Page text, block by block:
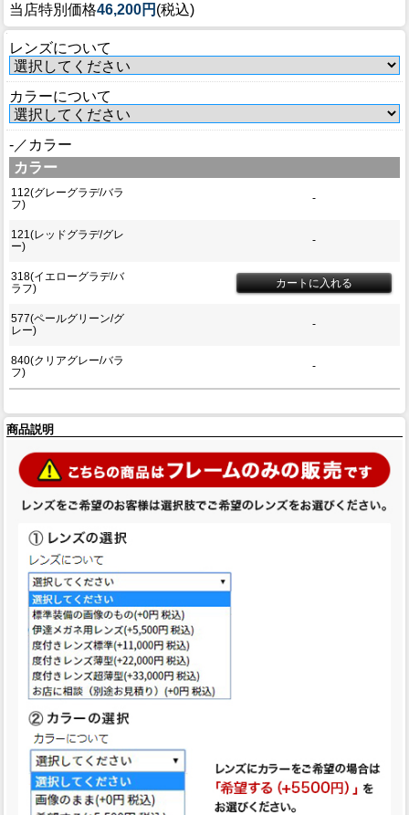
インフォメーション
当店特別価格46,200円 (税込)
レンズについて
カラーについて
-／カラー
カラー
112(グレーグラデ/バラ
フ)
-
121(レッドグラデ/グレ
ー)
-
318(イエローグラデ/バ
ラフ)
577(ペールグリーン/グ
レー)
-
840(クリアグレー/バラ
フ)
-
商品説明